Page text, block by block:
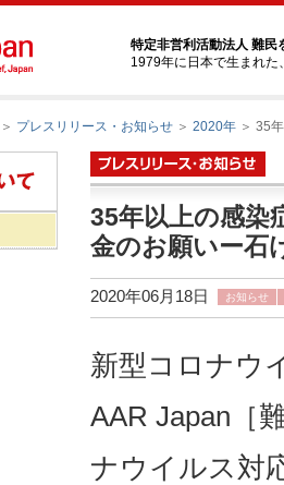
特定非営利活動法人 難民
1979年に日本で生まれた
＞ プレスリリース・お知らせ ＞ 2020年 ＞ 35
35年以上の感染
金のお願いー石
2020年06月18日 お知らせ
新型コロナウ
AAR Japan［
ナウイルス対